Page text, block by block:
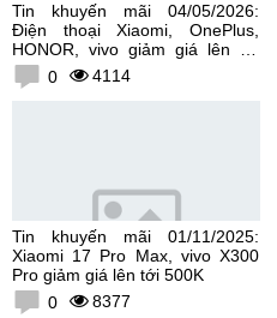
Tin khuyến mãi 04/05/2026:
Điện thoại Xiaomi, OnePlus,
HONOR, vivo giảm giá lên tới
300K0 4114
Tin khuyến mãi 01/11/2025:
Xiaomi 17 Pro Max, vivo X300
Pro giảm giá lên tới 500K
0
8377